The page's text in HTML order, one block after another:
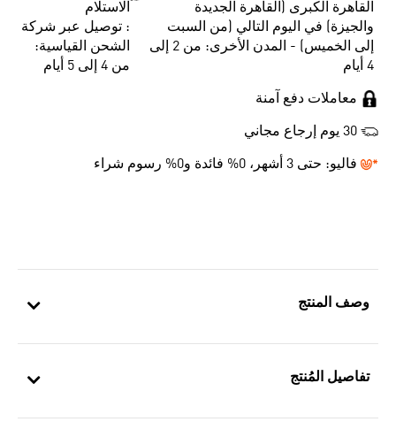
وصف المنتج
تفاصيل المُنتج
القاهرة الكبرى (القاهرة الجديدة
والجيزة) في اليوم التالي (من السبت
إلى الخميس) - المدن الأخرى: من 2 إلى
4 أيام
الاستلام
: توصيل عبر شركة
الشحن القياسية:
من 4 إلى 5 أيام
معاملات دفع آمنة
فاليو: حتى 3 أشهر، 0% فائدة و0% رسوم شراء